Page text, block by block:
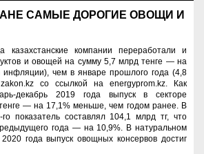
САМЫЕ ДОРОГИЕ ОВОЩИ И
казахстанские компании переработали и
и овощей на сумму 5,7 млрд тенге — на
чем в январе прошлого года (4,8
со ссылкой на energyprom.kz. Как
декабрь 2019 года выпуск в секторе
— на 17,1% меньше, чем годом ранее. В
показатель составлял 104,1 млрд тг, что
года — на 10,9%. В натуральном
года выпуск овощных консервов достиг